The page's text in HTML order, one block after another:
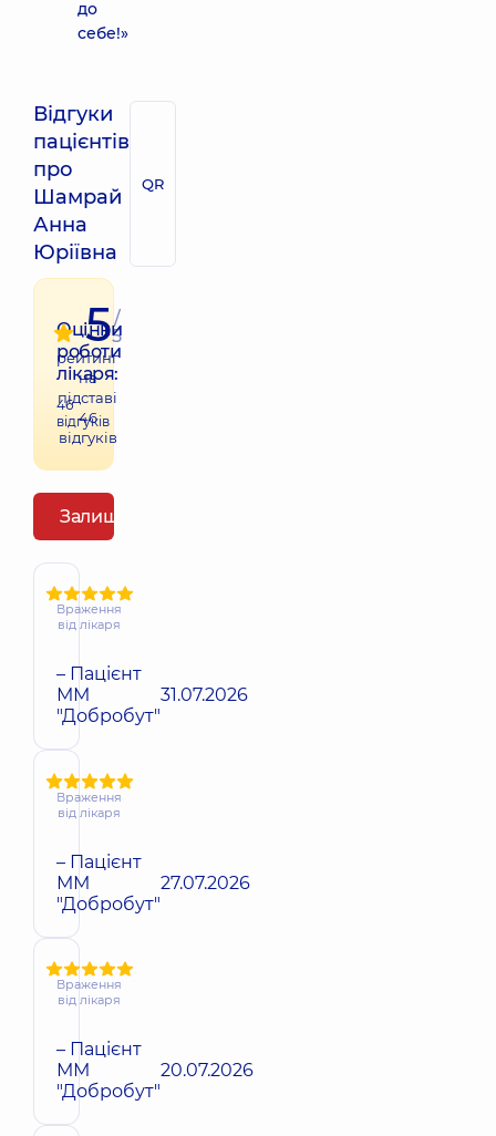
до
себе!»
Відгуки
пацієнтів
про
Шамрай
Анна
Юріївна
QR
Оцінки
роботи
лікаря:
46
відгуків
5/
5
рейтинг
на
підставі
46
відгуків
Залишити відгук
Враження
від лікаря
– Пацієнт
ММ
"Добробут"
31.07.2026
Враження
від лікаря
– Пацієнт
ММ
"Добробут"
27.07.2026
Враження
від лікаря
– Пацієнт
ММ
"Добробут"
20.07.2026